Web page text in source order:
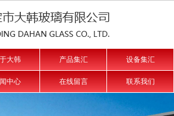
大韩 产品集汇 设备集汇
中心 在线留言 联系我们